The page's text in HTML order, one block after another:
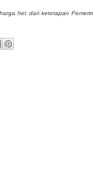
het dari ketetapan